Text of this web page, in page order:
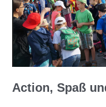
Action, Spaß